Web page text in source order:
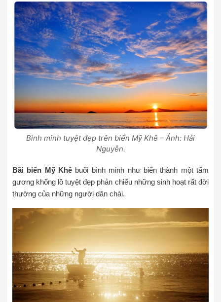
Bình minh tuyệt đẹp trên biển Mỹ Khê – Ảnh: Hải
Nguyễn.
Bãi biển Mỹ Khê buổi bình minh như biến thành một tấm
gương khổng lồ tuyệt đẹp phản chiếu những sinh hoạt rất đời
thường của những người dân chài.